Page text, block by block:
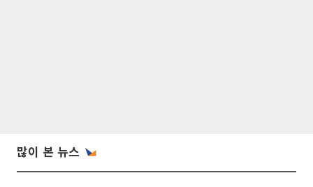
많이 본 뉴스